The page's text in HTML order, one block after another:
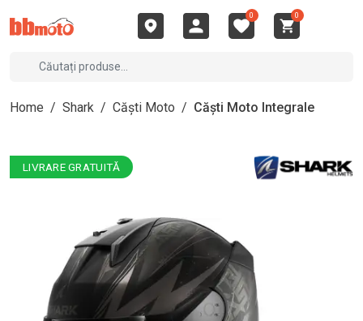
0 0
Home / Shark / Căști Moto / Căști Moto Integrale
LIVRARE GRATUITĂ